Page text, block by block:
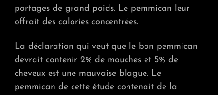
portages de grand poids. Le pemmican leur
offrait des calories concentrées.
La déclaration qui veut que le bon pemmican
devrait contenir 2% de mouches et 5% de
cheveux est une mauvaise blague. Le
pemmican de cette étude contenait de la